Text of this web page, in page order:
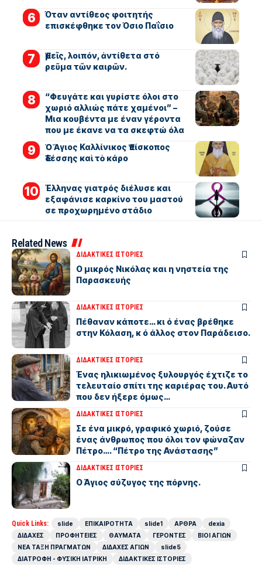
Όταν αντίθεος φοιτητής
επισκέφθηκε τον Όσιο Παΐσιο
Ἐμεῖς, λοιπόν, ἀντίθετα στό
ρεῦμα τῶν καιρῶν.
“Φευγάτε και γυρίστε όλοι στο
χωριό αλλιώς πάτε χαμένοι” –
Μια κουβέντα με έναν γέροντα
που με έκανε να τα σκεφτώ όλα
Ὁ Ἅγιος Καλλίνικος Ἐπίσκοπος
Ἐδέσσης καὶ τὸ κάρο
Έλληνας γιατρός διέλυσε και
εξαφάνισε καρκίνο του μαστού
σε προχωρημένο στάδιο
Related News
ΔΙΔΑΚΤΙΚΕΣ ΙΣΤΟΡΙΕΣ
Ο μικρός Νικόλας και η νηστεία της
Παρασκευής
ΔΙΔΑΚΤΙΚΕΣ ΙΣΤΟΡΙΕΣ
Πέθαναν κάποτε… κι ό ένας βρέθηκε
στην Κόλαση, κ ό άλλος στον Παράδεισο.
ΔΙΔΑΚΤΙΚΕΣ ΙΣΤΟΡΙΕΣ
Ένας ηλικιωμένος ξυλουργός έχτιζε το
τελευταίο σπίτι της καριέρας του. Αυτό
που δεν ήξερε όμως…
ΔΙΔΑΚΤΙΚΕΣ ΙΣΤΟΡΙΕΣ
Σε ένα μικρό, γραφικό χωριό, ζούσε
ένας άνθρωπος που όλοι τον φώναζαν
Πέτρο…. “Πέτρο της Ανάστασης”
ΔΙΔΑΚΤΙΚΕΣ ΙΣΤΟΡΙΕΣ
Ο Άγιος σύζυγος της πόρνης.
Quick Links: slide ΕΠΙΚΑΙΡΟΤΗΤΑ slide1 ΑΡΘΡΑ
dexia
ΔΙΔΑΧΕΣ
ΠΡΟΦΗΤΕΙΕΣ ΘΑΥΜΑΤΑ ΓΕΡΟΝΤΕΣ
ΒΙΟΙ ΑΓΙΩΝ
ΝΕΑ ΤΑΞΗ ΠΡΑΓΜΑΤΩΝ
ΔΙΔΑΧΕΣ ΑΓΙΩΝ
slide5
ΔΙΑΤΡΟΦΗ - ΦΥΣΙΚΗ ΙΑΤΡΙΚΗ
ΔΙΔΑΚΤΙΚΕΣ ΙΣΤΟΡΙΕΣ